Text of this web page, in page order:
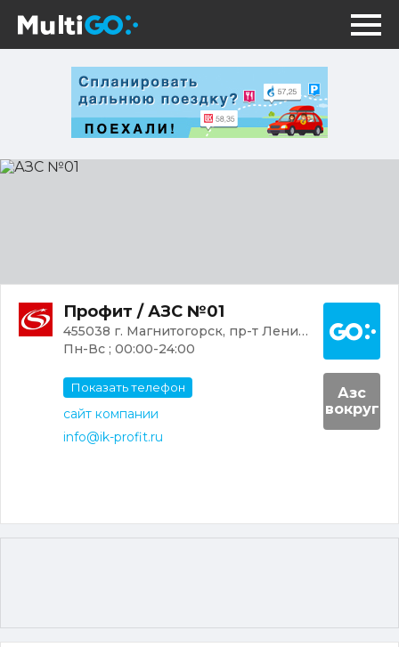
АЗС
Профит / АЗС №01
455038 г. Магнитогорск, пр-т Ленина, 103
Пн-Вс ; 00:00-24:00
Показать телефон
сайт компании
info@ik-profit.ru
Азс
вокруг